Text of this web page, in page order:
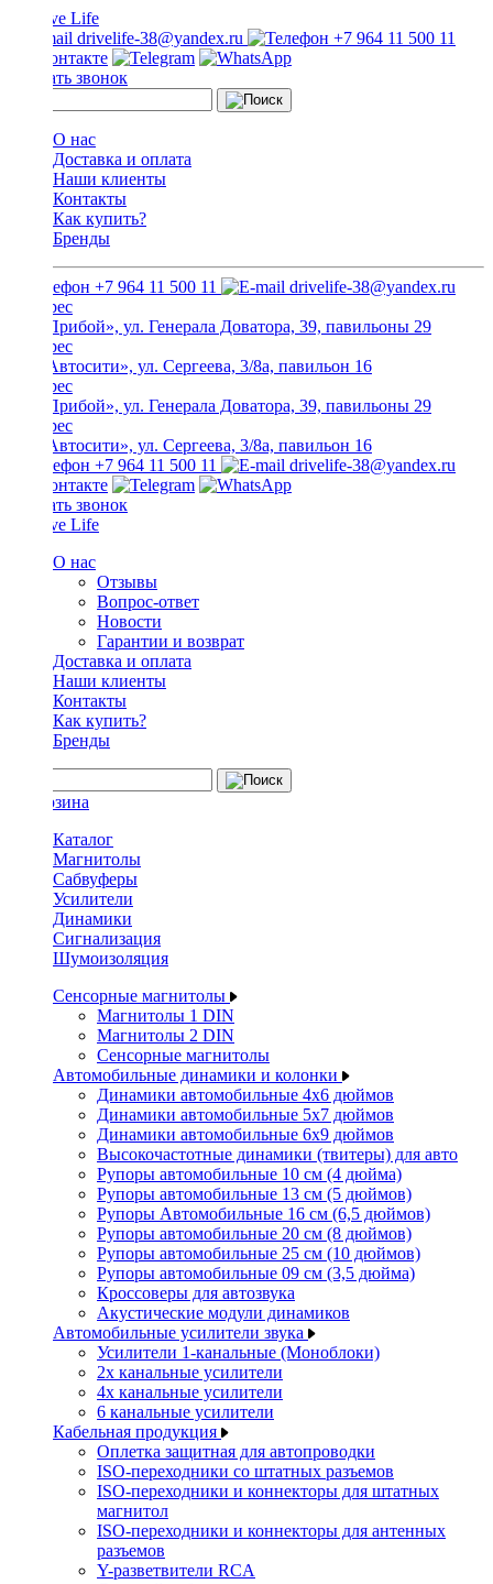
drivelife-38@yandex.ru +7 964 11 500 11
Заказать звонок
О нас
Доставка и оплата
Наши клиенты
Контакты
Как купить?
Бренды
+7 964 11 500 11 drivelife-38@yandex.ru
ТЦ «Прибой», ул. Генерала Доватора, 39, павильоны 29
ТЦ «Автосити», ул. Сергеева, 3/8а, павильон 16
ТЦ «Прибой», ул. Генерала Доватора, 39, павильоны 29
ТЦ «Автосити», ул. Сергеева, 3/8а, павильон 16
+7 964 11 500 11
drivelife-38@yandex.ru
Заказать звонок
О нас
Отзывы
Вопрос-ответ
Новости
Гарантии и возврат
Доставка и оплата
Наши клиенты
Контакты
Как купить?
Бренды
Каталог
Магнитолы
Сабвуферы
Усилители
Динамики
Сигнализация
Шумоизоляция
Сенсорные магнитолы
Магнитолы 1 DIN
Магнитолы 2 DIN
Сенсорные магнитолы
Автомобильные динамики и колонки
Динамики автомобильные 4x6 дюймов
Динамики автомобильные 5x7 дюймов
Динамики автомобильные 6x9 дюймов
Высокочастотные динамики (твитеры) для авто
Рупоры автомобильные 10 см (4 дюйма)
Рупоры автомобильные 13 см (5 дюймов)
Рупоры Автомобильные 16 см (6,5 дюймов)
Рупоры автомобильные 20 см (8 дюймов)
Рупоры автомобильные 25 см (10 дюймов)
Рупоры автомобильные 09 см (3,5 дюйма)
Кроссоверы для автозвука
Акустические модули динамиков
Автомобильные усилители звука
Усилители 1-канальные (Моноблоки)
2х канальные усилители
4х канальные усилители
6 канальные усилители
Кабельная продукция
Оплетка защитная для автопроводки
ISO-переходники со штатных разъемов
ISO-переходники и коннекторы для штатных
магнитол
ISO-переходники и коннекторы для антенных
разъемов
Y-разветвители RCA